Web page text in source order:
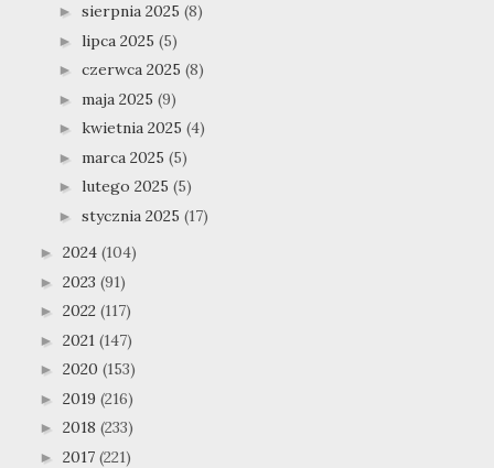
► sierpnia 2025 (8)
► lipca 2025 (5)
► czerwca 2025 (8)
► maja 2025 (9)
► kwietnia 2025 (4)
► marca 2025 (5)
► lutego 2025 (5)
► stycznia 2025 (17)
► 2024 (104)
► 2023 (91)
► 2022 (117)
► 2021 (147)
► 2020 (153)
► 2019 (216)
► 2018 (233)
► 2017 (221)